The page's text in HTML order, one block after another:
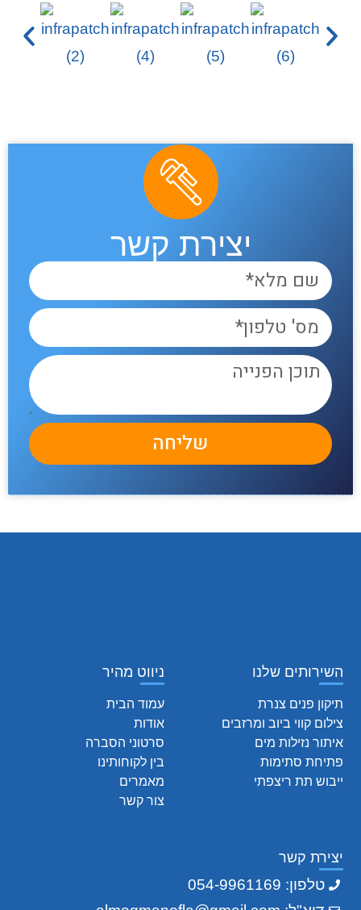
יצירת קשר
שליחה
ניווט מהיר
עמוד הבית
אודות
סרטוני הסברה
בין לקוחותינו
מאמרים
צור קשר
השירותים שלנו
תיקון פנים צנרת
צילום קווי ביוב ומרזבים
איתור נזילות מים
פתיחת סתימות
ייבוש תת ריצפתי
יצירת קשר
טלפון: 054-9961169